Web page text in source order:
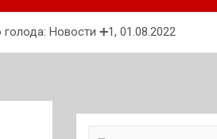
Новости ➕1, 01.08.2022